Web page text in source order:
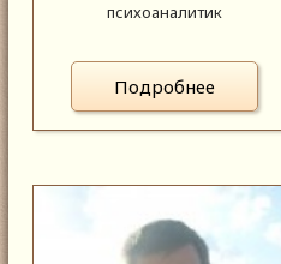
психоаналитик
Подробнее